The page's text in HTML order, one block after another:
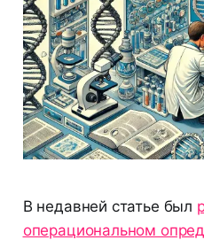
В недавней статье был
операциональном